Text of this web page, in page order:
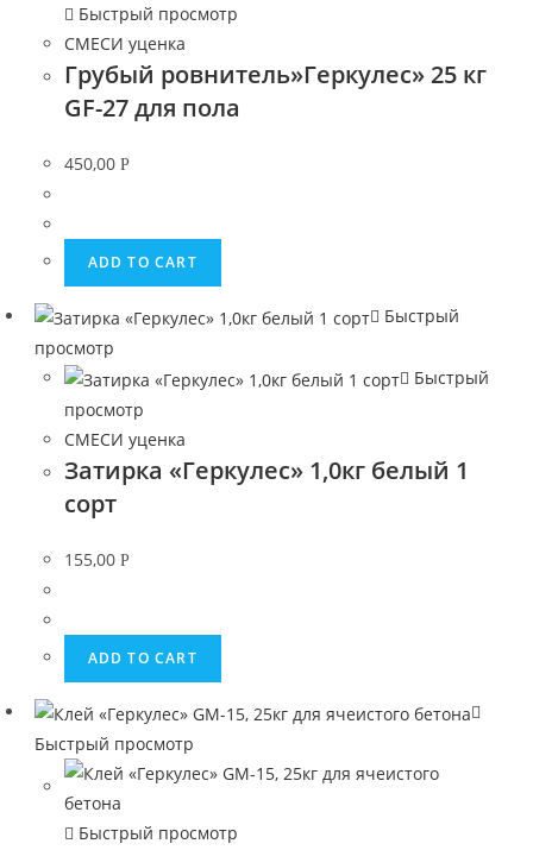
Быстрый просмотр
СМЕСИ уценка
Грубый ровнитель»Геркулес» 25 кг
GF-27 для пола
450,00 Р
ADD TO CART
Быстрый
просмотр
Быстрый
просмотр
СМЕСИ уценка
Затирка «Геркулес» 1,0кг белый 1
сорт
155,00 Р
ADD TO CART
Быстрый просмотр
Быстрый просмотр